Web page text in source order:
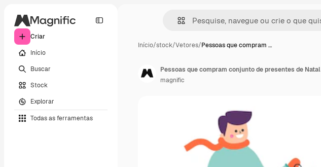
Criar
Início
Buscar
Stock
Explorar
Todas as ferramentas
Início/stock/Vetores/Pessoas que compram …
Pessoas que compram conjunto de presentes de Natal
magnific